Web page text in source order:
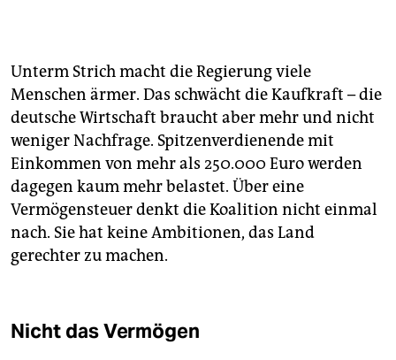
Unterm Strich macht die Regierung viele
Menschen ärmer. Das schwächt die Kaufkraft – die
deutsche Wirtschaft braucht aber mehr und nicht
weniger Nachfrage. Spitzenverdienende mit
Einkommen von mehr als 250.000 Euro werden
dagegen kaum mehr belastet. Über eine
Vermögensteuer denkt die Koalition nicht einmal
nach. Sie hat keine Ambitionen, das Land
gerechter zu machen.
Nicht das Vermögen